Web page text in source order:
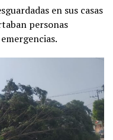
en sus casas
personas